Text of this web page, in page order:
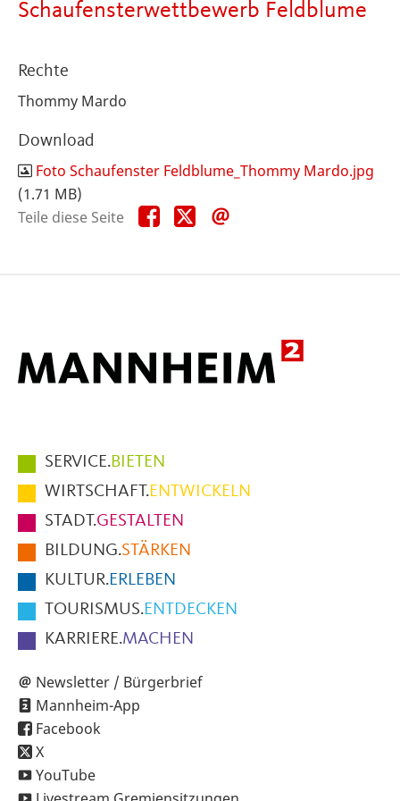
Schaufensterwettbewerb Feldblume
Rechte
Thommy Mardo
Download
Foto Schaufenster Feldblume_Thommy Mardo.jpg
(1.71 MB)
Teile diese Seite
Teile
diese
Teile
diese
Hauptmenüpunkte
im
Fußbereich
der
Seite
SERVICE.BIETEN
WIRTSCHAFT.ENTWICKELN
STADT.GESTALTEN
BILDUNG.STÄRKEN
KULTUR.ERLEBEN
TOURISMUS.ENTDECKEN
KARRIERE.MACHEN
Newsletter / Bürgerbrief
Mannheim-App
Facebook
X
YouTube